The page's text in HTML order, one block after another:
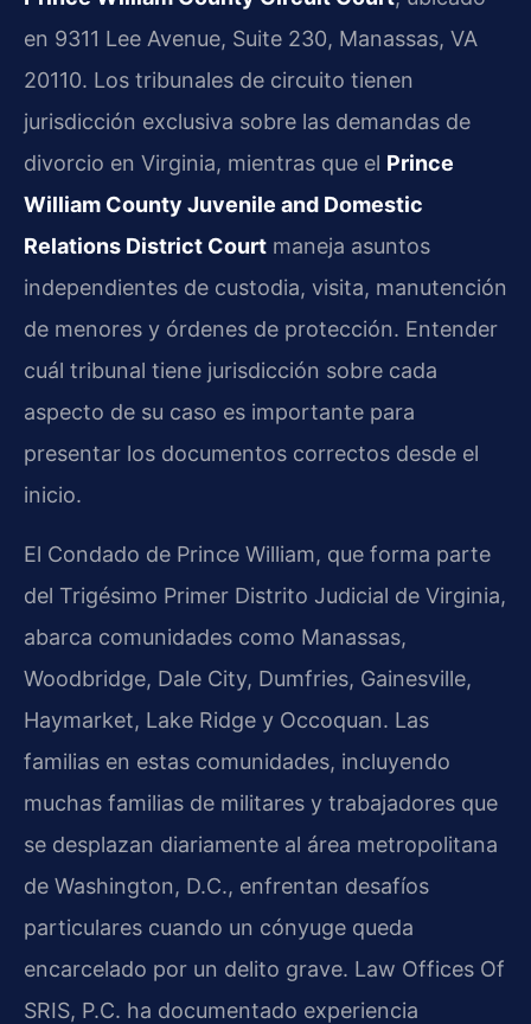
en 9311 Lee Avenue, Suite 230, Manassas, VA
20110. Los tribunales de circuito tienen
jurisdicción exclusiva sobre las demandas de
divorcio en Virginia, mientras que el Prince
William County Juvenile and Domestic
Relations District Court maneja asuntos
independientes de custodia, visita, manutención
de menores y órdenes de protección. Entender
cuál tribunal tiene jurisdicción sobre cada
aspecto de su caso es importante para
presentar los documentos correctos desde el
inicio.
El Condado de Prince William, que forma parte
del Trigésimo Primer Distrito Judicial de Virginia,
abarca comunidades como Manassas,
Woodbridge, Dale City, Dumfries, Gainesville,
Haymarket, Lake Ridge y Occoquan. Las
familias en estas comunidades, incluyendo
muchas familias de militares y trabajadores que
se desplazan diariamente al área metropolitana
de Washington, D.C., enfrentan desafíos
particulares cuando un cónyuge queda
encarcelado por un delito grave. Law Offices Of
SRIS, P.C. ha documentado experiencia